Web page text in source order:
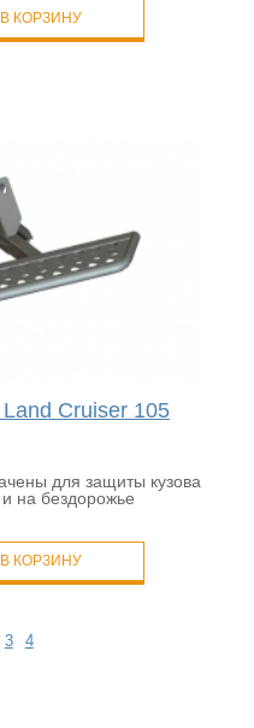
В КОРЗИНУ
Cruiser 105
для защиты кузова
и на бездорожье
В КОРЗИНУ
3 4